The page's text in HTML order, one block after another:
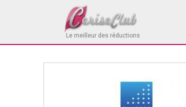
Le meilleur des réductions